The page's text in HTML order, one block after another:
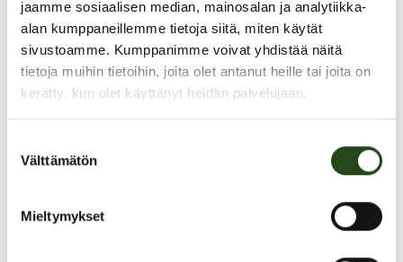
jaamme sosiaalisen median, mainosalan ja analytiikka-
alan kumppaneillemme tietoja siitä, miten käytät
sivustoamme. Kumppanimme voivat yhdistää näitä
tietoja muihin tietoihin, joita olet antanut heille tai joita on
kerätty, kun olet käyttänyt heidän palvelujaan.
valinta
Välttämätön
Mieltymykset